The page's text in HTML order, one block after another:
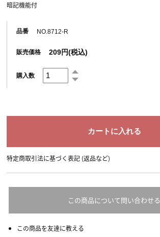
暗記機能付
品番 NO.8712-R
販売価格 209円(税込)
購入数
特定商取引法に基づく表記 (返品など)
この商品について問い合わせる
この商品を友達に教える